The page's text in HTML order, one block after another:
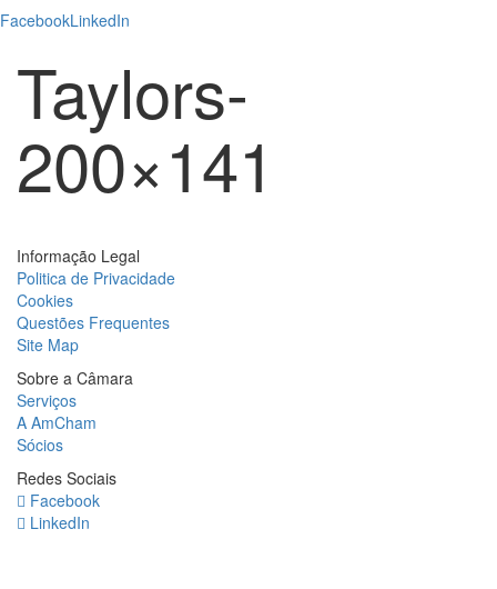
FacebookLinkedIn
Taylors-
200×141
Informação Legal
Politica de Privacidade
Cookies
Questões Frequentes
Site Map
Sobre a Câmara
Serviços
A AmCham
Sócios
Redes Sociais
Facebook
LinkedIn